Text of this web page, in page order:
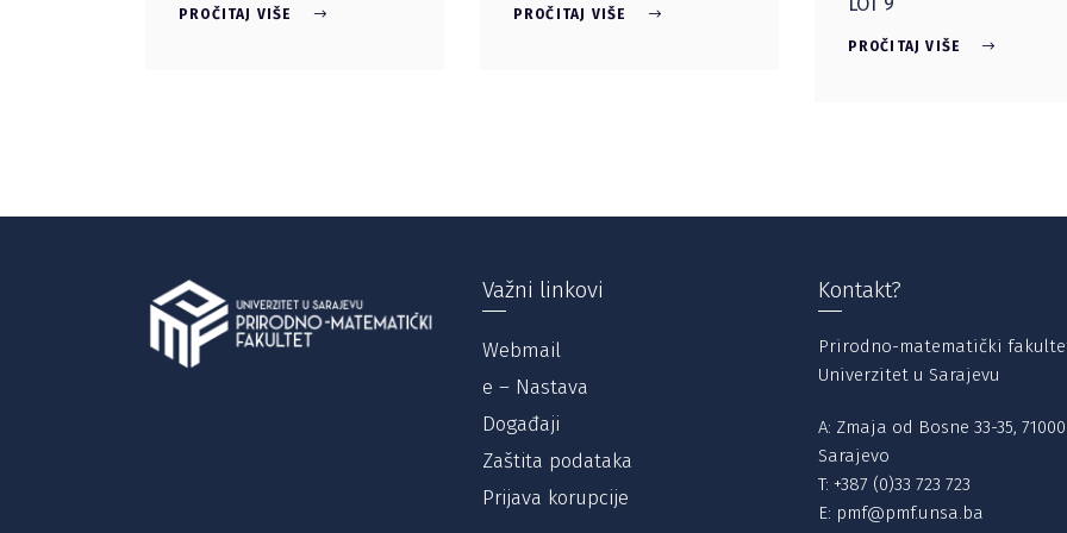
PROČITAJ VIŠE PROČITAJ VIŠE
PROČITAJ VIŠE
Važni linkovi
Webmail
e – Nastava
Događaji
Zaštita podataka
Prijava korupcije
Kontakt?
Prirodno-matematički
Univerzitet u Sarajevu
A: Zmaja od Bosne 33-35, 71000
Sarajevo
T: +387 (0)33 723 723
E: pmf@pmf.unsa.ba